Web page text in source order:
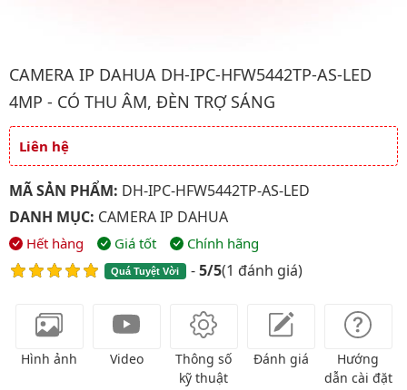
CAMERA IP DAHUA DH-IPC-HFW5442TP-AS-LED
4MP - CÓ THU ÂM, ĐÈN TRỢ SÁNG
Giá và khuyến mãi
Liên hệ
MÃ SẢN PHẨM: DH-IPC-HFW5442TP-AS-LED
DANH MỤC: CAMERA IP DAHUA
Hết hàng Giá tốt Chính hãng
Quá Tuyệt Vời -5/5(1 đánh giá)
Hình ảnh Video
Thông số
kỹ thuật
Đánh giá
Hướng
dẫn cài đặt